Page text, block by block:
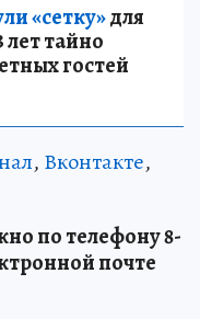
«сетку»для
лет тайно
гостей
, Вконтакте,
по телефону 8-
почте